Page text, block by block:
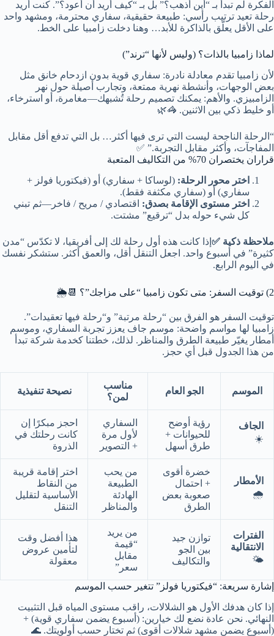
الفكرة لم تبدأ بـ “أين أذهب؟” بل بـ “كيف أريد أن أعود؟”. كنت أريد
رحلة تعيد ترتيب رأسي: طبيعة حقيقية، سفاري محترمة، ومشهد واحد
على الأقل يعلّق بالذاكرة للأبد… وهنا دخلت زامبيا على الخط.
لماذا زامبيا بالذات؟ (وليس لأنها “ترند”)
لأن زامبيا تقدم معادلة نادرة: سفاري قوية بدون ازدحام خانق مثل
بعض الوجهات، وأنشطة نهرية ممتعة، وتجارب أصيلة حول نهر
الزامبيزي. والأهم: يمكنك تصميم رحلة تُشبهك—مغامرة، أو استرخاء،
أو خليط ذكي بين الاثنين. 🦓🌿
“الرحلة الناجحة ليست التي ترى فيها أكثر… بل التي تدفع أقل مقابل
المفاجآت، وأكثر مقابل التجربة.” ✅
قراران يختصران 70% من التكاليف المتعبة
اختر محور الرحلة: (لوساكا + سفاري) أو (فيكتوريا فولز +
سفاري) أو (سفاري مكثفة فقط).
اختر مستوى الإقامة بصدق: اقتصادي / مريح / فاخر—ثم تبني
كل شيء حوله بدل “ترقيع” مشتت.
ملاحظة ذكية ✅ إذا كانت هذه أول رحلة لك إلى أفريقيا، لا تكدّس “مدن
كثيرة” في أسبوع واحد. اجعل التنقل أقل، والعمق أكثر. ستشكر نفسك
في اليوم الرابع.
2) توقيت السفر: متى تكون زامبيا “على مزاجك”؟ 📆🌦️
توقيت السفر هو الفرق بين “رحلة مرتبة” و“رحلة فيها تعقيدات”.
زامبيا لها مواسم واضحة: موسم جاف يعزز تجربة السفاري، وموسم
أمطار يغيّر طبيعة الطرق والمناظر. لذلك، خطتنا كخدمة شركة تبدأ
من هذا الجدول قبل أي حجز.
الموسم الجو العام
مناسب
لمن؟
نصيحة تنفيذية
الجاف
☀️
رؤية أوضح
للحيوانات +
طرق أسهل
السفاري
لأول مرة
+ التصوير
احجز مبكرًا إن
كانت رحلتك في
الذروة
الأمطار
🌧️
خضرة أقوى
+ احتمال
صعوبة بعض
الطرق
من يحب
الطبيعة
الهادئة
والمناظر
اختر إقامة قريبة
من النقاط
الأساسية لتقليل
التنقل
الفترات
الانتقالية
🌤️
توازن جيد
بين الجو
والتكاليف
من يريد
“قيمة
مقابل
سعر”
هذا أفضل وقت
لتأمين عروض
معقولة
إشارة سريعة: “فيكتوريا فولز” تتغير حسب الموسم
إذا كان هدفك الأول هو الشلالات، راقب مستوى المياه قبل التثبيت
النهائي. نحن عادة نضع لك خيارين: (أسبوع يضمن سفاري قوية) +
(أسبوع يضمن مشهد شلالات أقوى) ثم تختار حسب أولويتك. 🌊